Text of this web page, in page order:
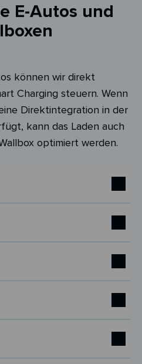
E-Autos und
können wir direkt
Charging steuern. Wenn
Direktintegration in der
kann das Laden auch
optimiert werden.